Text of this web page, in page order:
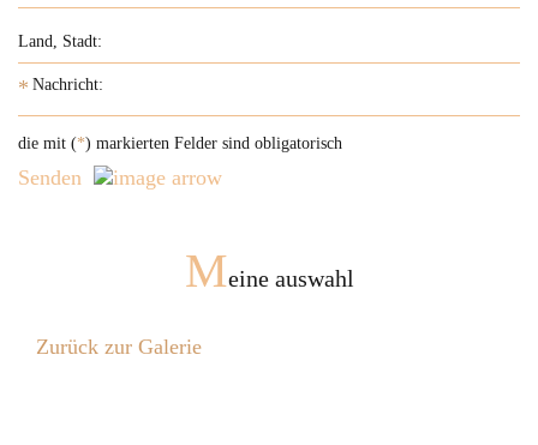
*
die mit (*) markierten Felder sind obligatorisch
Senden
Meine auswahl
Zurück zur Galerie